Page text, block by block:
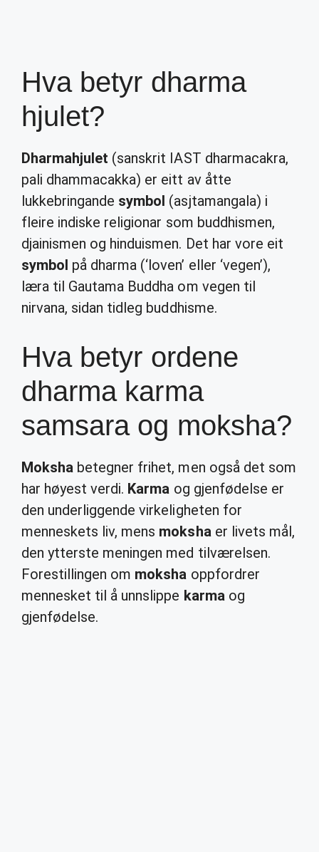
Hva betyr dharma
hjulet?
Dharmahjulet (sanskrit IAST dharmacakra,
pali dhammacakka) er eitt av åtte
lukkebringande symbol (asjtamangala) i
fleire indiske religionar som buddhismen,
djainismen og hinduismen. Det har vore eit
symbol på dharma (‘loven’ eller ‘vegen’),
læra til Gautama Buddha om vegen til
nirvana, sidan tidleg buddhisme.
Hva betyr ordene
dharma karma
samsara og moksha?
Moksha betegner frihet, men også det som
har høyest verdi. Karma og gjenfødelse er
den underliggende virkeligheten for
menneskets liv, mens mokshaer livets mål,
den ytterste meningen med tilværelsen.
Forestillingen om moksha oppfordrer
mennesket til å unnslippe karmaog
gjenfødelse.